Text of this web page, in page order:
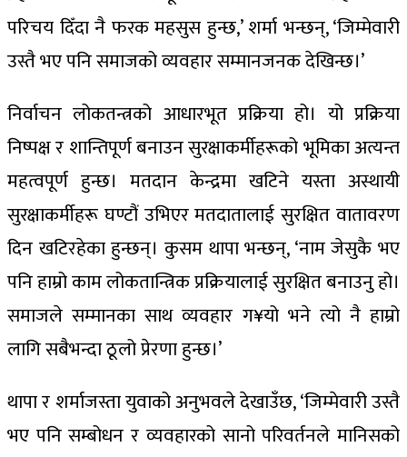
परिचय दिँदा नै फरक महसुस हुन्छ,’ शर्मा भन्छन्, ‘जिम्मेवारी
उस्तै भए पनि समाजको व्यवहार सम्मानजनक देखिन्छ।’
निर्वाचन लोकतन्त्रको आधारभूत प्रक्रिया हो। यो प्रक्रिया
निष्पक्ष र शान्तिपूर्ण बनाउन सुरक्षाकर्मीहरूको भूमिका अत्यन्त
महत्वपूर्ण हुन्छ। मतदान केन्द्रमा खटिने यस्ता अस्थायी
सुरक्षाकर्मीहरू घण्टौं उभिएर मतदातालाई सुरक्षित वातावरण
दिन खटिरहेका हुन्छन्। कुसम थापा भन्छन्, ‘नाम जेसुकै भए
पनि हाम्रो काम लोकतान्त्रिक प्रक्रियालाई सुरक्षित बनाउनु हो।
समाजले सम्मानका साथ व्यवहार ग¥यो भने त्यो नै हाम्रो
लागि सबैभन्दा ठूलो प्रेरणा हुन्छ।’
थापा र शर्माजस्ता युवाको अनुभवले देखाउँछ, ‘जिम्मेवारी उस्तै
भए पनि सम्बोधन र व्यवहारको सानो परिवर्तनले मानिसको